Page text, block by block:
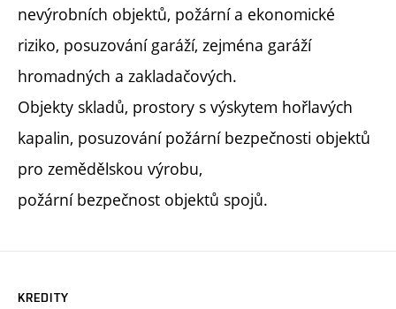
nevýrobních objektů, požární a ekonomické
riziko, posuzování garáží, zejména garáží
hromadných a zakladačových.
Objekty skladů, prostory s výskytem hořlavých
kapalin, posuzování požární bezpečnosti objektů
pro zemědělskou výrobu,
požární bezpečnost objektů spojů.
KREDITY